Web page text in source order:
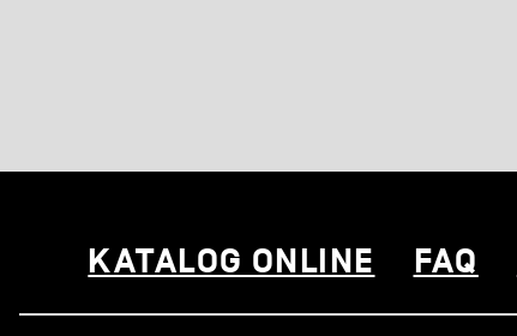
KATALOG ONLINE FAQ